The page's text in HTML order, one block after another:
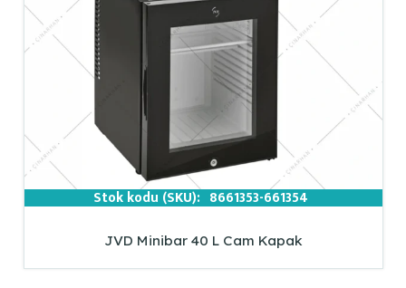
Stok kodu (SKU): 8661353-661354
JVD Minibar 40 L Cam Kapak